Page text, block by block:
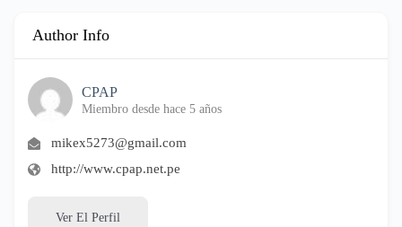
Author Info
CPAP
Miembro desde hace 5 años
mikex5273@gmail.com
http://www.cpap.net.pe
Ver El Perfil